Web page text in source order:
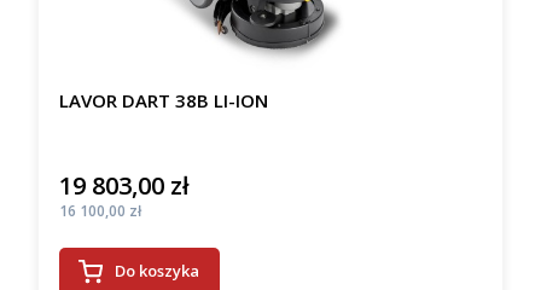
LAVOR DART 38B LI-ION
Cena
19 803,00 zł
Cena
16 100,00 zł
Do koszyka